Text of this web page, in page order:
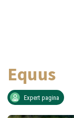
Equus
Expert pagina